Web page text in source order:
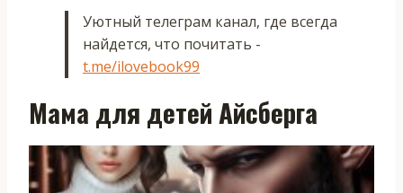
Уютный телеграм канал, где всегда
найдется, что почитать -
t.me/ilovebook99
Мама для детей Айсберга